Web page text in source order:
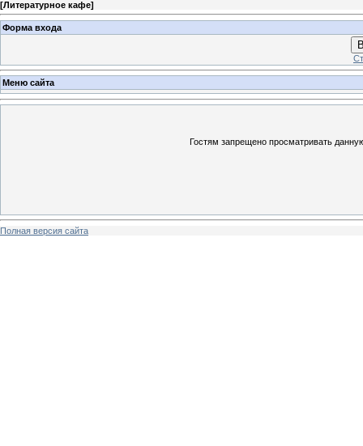
[Литературное кафе]
Форма входа
Меню сайта
Гостям запрещено просматривать
Полная версия сайта